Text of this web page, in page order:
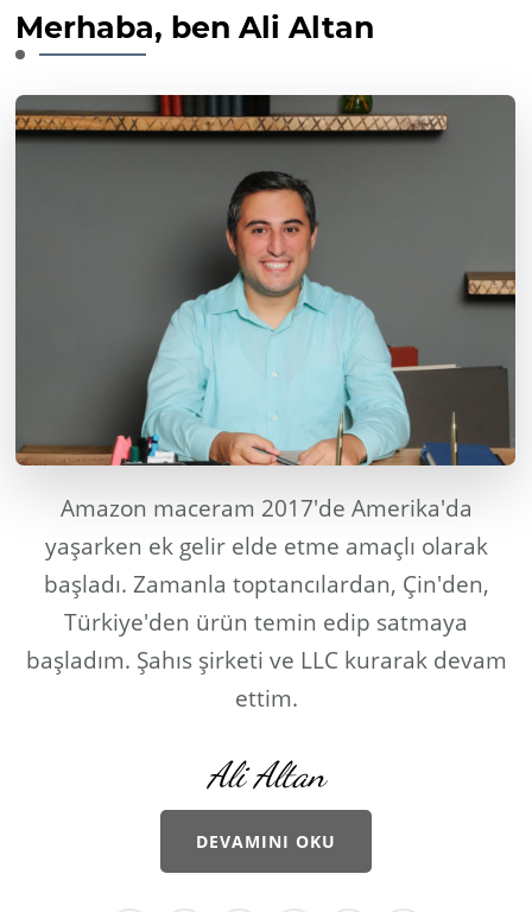
Merhaba, ben Ali Altan
Amazon maceram 2017'de Amerika'da
yaşarken ek gelir elde etme amaçlı olarak
başladı. Zamanla toptancılardan, Çin'den,
Türkiye'den ürün temin edip satmaya
başladım. Şahıs şirketi ve LLC kurarak devam
ettim.
Ali Altan
DEVAMINI OKU